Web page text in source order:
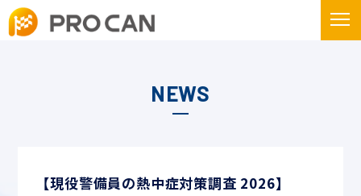
NEWS
【現役警備員の熱中症対策調査 2026】